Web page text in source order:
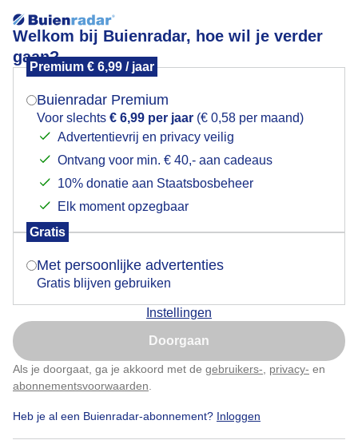
Welkom bij Buienradar, hoe wil je verder
gaan?
Premium € 6,99 / jaar
Buienradar Premium
Voor slechts € 6,99 per jaar (€ 0,58 per maand)
Advertentievrij en privacy veilig
Ontvang voor min. € 40,- aan cadeaus
10% donatie aan Staatsbosbeheer
Elk moment opzegbaar
Gratis
Met persoonlijke advertenties
Gratis blijven gebruiken
Instellingen
Doorgaan
Als je doorgaat, ga je akkoord met de gebruikers- privacy- en
abonnementsvoorwaarden
Heb je al een Buienradar-abonnement? Inloggen
Genieten op een bankje
Door: Yvonne Raphael Gemaakt: 11-01-2026, 22x bekeken
#zee Bankje Zon
Mogen we je locatie gebruiken voor het
Indien je hier nog geen akkoord op hebt gegeven,
verschijnt er zo een pop-up uit je browser waarin
Is goed, toon de popup
Nu niet, misschien later
Klik hierom dit aan te passen